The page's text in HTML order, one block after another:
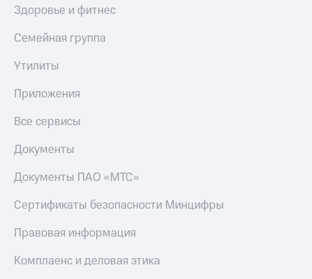
Здоровье и фитнес
Семейная группа
Утилиты
Приложения
Все сервисы
Документы
Документы ПАО «МТС»
Сертификаты безопасности Минцифры
Правовая информация
Комплаенс и деловая этика